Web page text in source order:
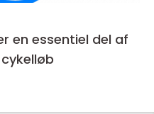
en essentiel del af